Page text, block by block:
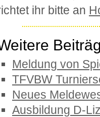
ihr bitte an
Meldung von
TFVBW
Neues
Ausbildung D-